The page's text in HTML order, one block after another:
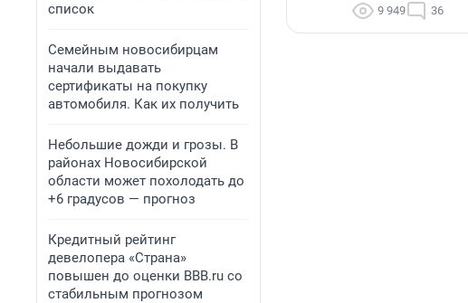
список
Семейным новосибирцам
начали выдавать
сертификаты на покупку
автомобиля. Как их получить
Небольшие дожди и грозы. В
районах Новосибирской
области может похолодать до
+6 градусов — прогноз
Кредитный рейтинг
девелопера «Страна»
повышен до оценки BBB.ru со
стабильным прогнозом
9 949 36